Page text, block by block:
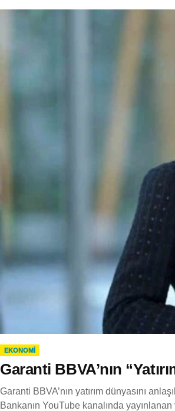
EKONOMI
Garanti BBVA’nın
Garanti BBVA’nın yatırım dünyasını
Bankanın YouTube kanalında